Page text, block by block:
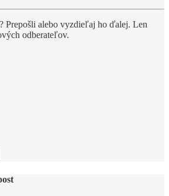
Prepošli alebo vyzdieľaj ho ďalej. Len
odberateľov.